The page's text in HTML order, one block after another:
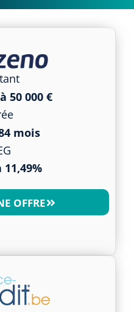
50 000 €
mois
11,49%
OFFRE